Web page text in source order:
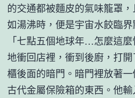
的交通都被麵皮的氣味籠罩
如湯沸時，便是宇宙水餃臨界
「七點五個地球年…怎麼這
地衝回店裡，衝到後廚，打
櫃後面的暗門。暗門裡放著
古代金屬保險箱的東西。他